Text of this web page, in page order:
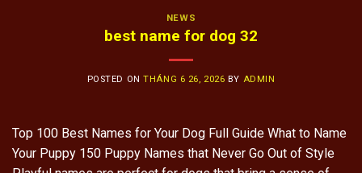
NEWS
best name for dog 32
POSTED ONTHÁNG 6 26, 2026 BY ADMIN
Top 100 Best Names for Your Dog Full Guide What to Name
Your Puppy 150 Puppy Names that Never Go Out of Style